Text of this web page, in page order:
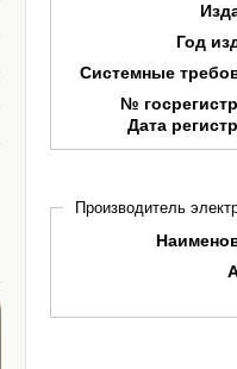
Год
Системные
№
Дата
Производитель